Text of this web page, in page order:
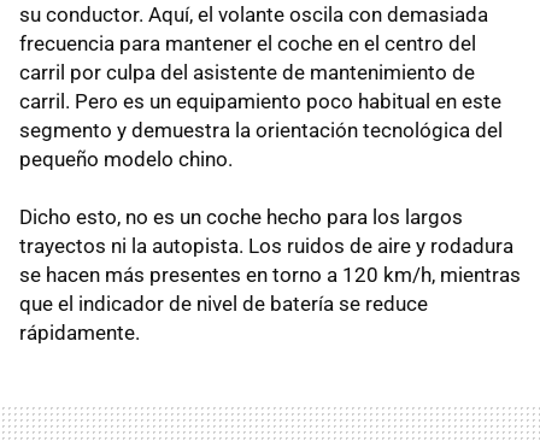
su conductor. Aquí, el volante oscila con demasiada
frecuencia para mantener el coche en el centro del
carril por culpa del asistente de mantenimiento de
carril. Pero es un equipamiento poco habitual en este
segmento y demuestra la orientación tecnológica del
pequeño modelo chino.
Dicho esto, no es un coche hecho para los largos
trayectos ni la autopista. Los ruidos de aire y rodadura
se hacen más presentes en torno a 120 km/h, mientras
que el indicador de nivel de batería se reduce
rápidamente.